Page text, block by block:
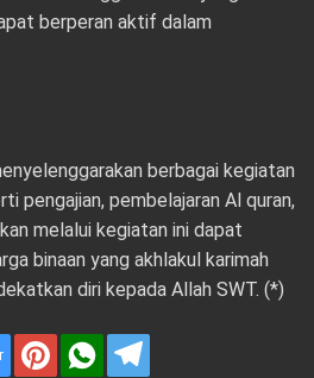
berperan aktif dalam
berbagai kegiatan
pengajian, pembelajaran Al quran,
melalui kegiatan ini dapat
binaan yang akhlakul karimah
diri kepada Allah SWT. (*)